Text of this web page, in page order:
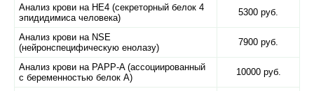
Анализ крови на HE4 (секреторный белок 4
эпидидимиса человека)
5300 руб.
Анализ крови на NSE
(нейронспецифическую енолазу)
7900 руб.
Анализ крови на PAPP-A (ассоциированный
с беременностью белок А)
10000 руб.